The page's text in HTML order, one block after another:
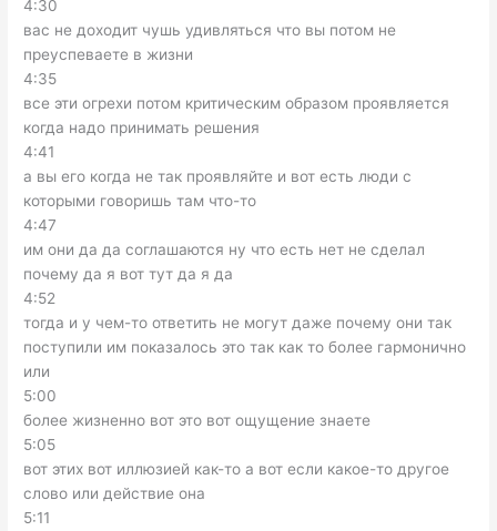
4:30
вас не доходит чушь удивляться что вы потом не
преуспеваете в жизни
4:35
все эти огрехи потом критическим образом проявляется
когда надо принимать решения
4:41
а вы его когда не так проявляйте и вот есть люди с
которыми говоришь там что-то
4:47
им они да да соглашаются ну что есть нет не сделал
почему да я вот тут да я да
4:52
тогда и у чем-то ответить не могут даже почему они так
поступили им показалось это так как то более гармонично
или
5:00
более жизненно вот это вот ощущение знаете
5:05
вот этих вот иллюзией как-то а вот если какое-то другое
слово или действие она
5:11